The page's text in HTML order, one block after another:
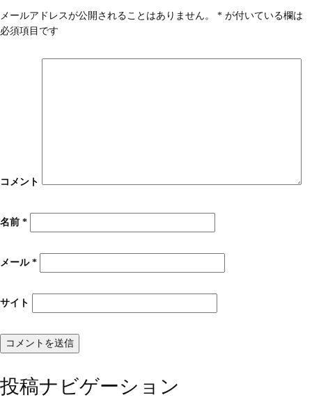
メールアドレスが公開されることはありません。 * が付いている欄は
必須項目です
コメント
名前 *
メール *
サイト
投稿ナビゲーション